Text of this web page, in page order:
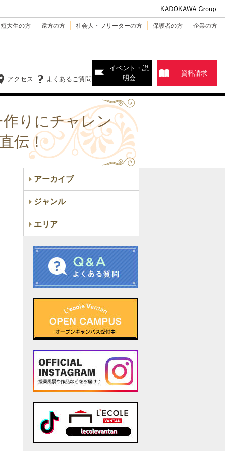
大生の方 遠方の方 社会人・フリーターの方 保護者の方 企業の方
よくあるご質問
アクセス
イベント・説
明会
資料請求
りにチャレン
伝！
アーカイブ
ジャンル
エリア